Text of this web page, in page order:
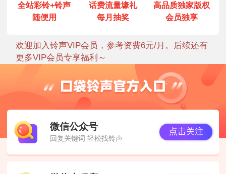
全站彩铃+铃声
随便用
话费流量壕礼
每月抽奖
高品质独家版权
会员独享
欢迎加入铃声VIP会员，参考资费6元/月。后续还有
更多VIP会员专享福利～
微信公众号
回复关键词 轻松找铃声
点击关注